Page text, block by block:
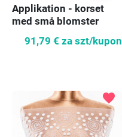
Applikation - korset
med små blomster
91,79 € za szt/kupon
favorite